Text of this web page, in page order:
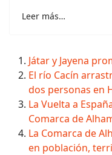
Leer más…
Játar y Jayena
El río Cacín
dos personas en
La Vuelta a
Comarca de
La Comarca de
en población,